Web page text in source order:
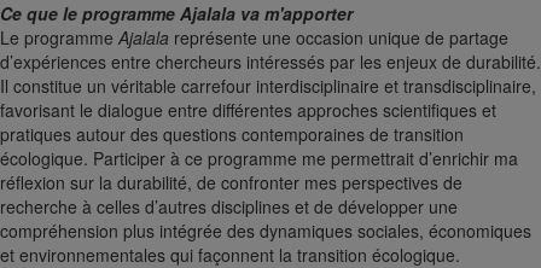
Ce que le programme Ajalala va m'apporter
Le programme Ajalala représente une occasion unique de partage
d’expériences entre chercheurs intéressés par les enjeux de durabilité.
Il constitue un véritable carrefour interdisciplinaire et transdisciplinaire,
favorisant le dialogue entre différentes approches scientifiques et
pratiques autour des questions contemporaines de transition
écologique. Participer à ce programme me permettrait d’enrichir ma
réflexion sur la durabilité, de confronter mes perspectives de
recherche à celles d’autres disciplines et de développer une
compréhension plus intégrée des dynamiques sociales, économiques
et environnementales qui façonnent la transition écologique.